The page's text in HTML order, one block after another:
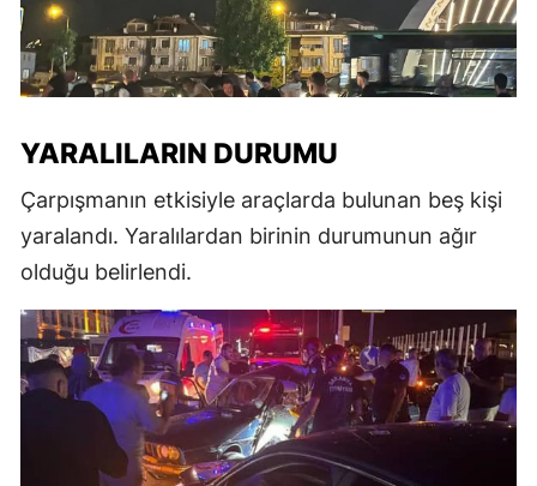
YARALILARIN DURUMU
Çarpışmanın etkisiyle araçlarda bulunan beş kişi
yaralandı. Yaralılardan birinin durumunun ağır
olduğu belirlendi.